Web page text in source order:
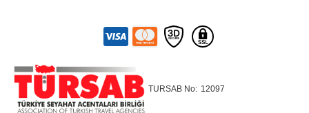
TURSAB No: 12097